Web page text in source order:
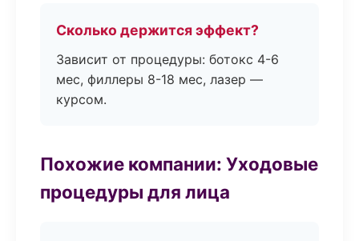
Сколько держится эффект?
Зависит от процедуры: ботокс 4-6
мес, филлеры 8-18 мес, лазер —
курсом.
Похожие компании: Уходовые
процедуры для лица